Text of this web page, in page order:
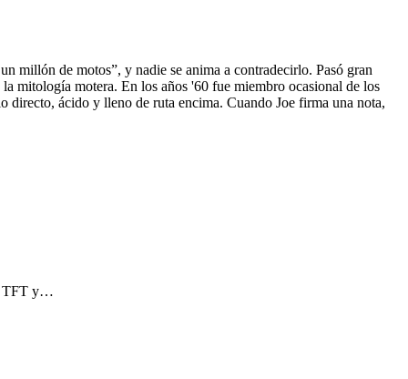
millón de motos”, y nadie se anima a contradecirlo. Pasó gran
mitología motera. En los años '60 fue miembro ocasional de los
directo, ácido y lleno de ruta encima. Cuando Joe firma una nota,
TFT y…